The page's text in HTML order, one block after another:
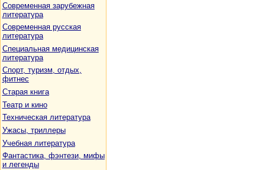
Современная зарубежная
литература
Современная русская
литература
Специальная медицинская
литература
Спорт, туризм, отдых,
фитнес
Старая книга
Театр и кино
Техническая литература
Ужасы, триллеры
Учебная литература
Фантастика, фэнтези, мифы
и легенды